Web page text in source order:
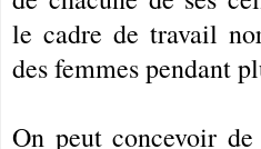
le cadre de travail
des femmes pendant
On peut concevoir